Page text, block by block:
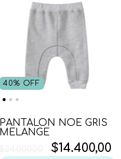
40% OFF
PANTALON NOE GRIS
MELANGE
$14.400,00